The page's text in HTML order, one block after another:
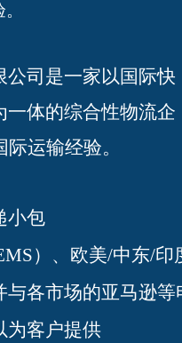
司是一家以国际快
体的综合性物流企
运输经验。
小包
）、欧美/中东/印
各市场的亚马逊等
为客户提供